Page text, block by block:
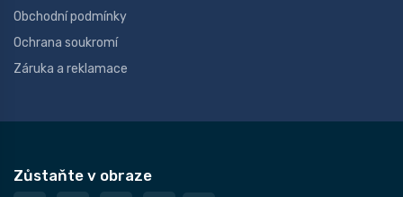
Obchodní podmínky
Ochrana soukromí
Záruka a reklamace
Zůstaňte v obraze